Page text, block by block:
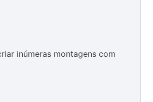
inúmeras montagens com